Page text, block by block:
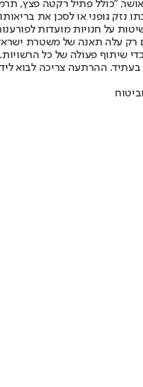
נפץ שאינו מאושר, "כולל
גופני או לסכן את
על חנויות מועדות
עלה תאנה של משטרת ישראל
שיתוף פעולה של כל
ההרתעה צריכה לבוא